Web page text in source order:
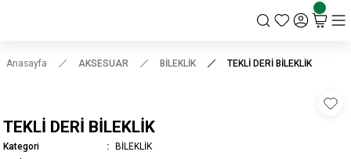
Anasayfa AKSESUAR BİLEKLİK TEKLİ DERİ BİLEKLİK
TEKLİ DERİ BİLEKLİK
Kategori
BİLEKLİK